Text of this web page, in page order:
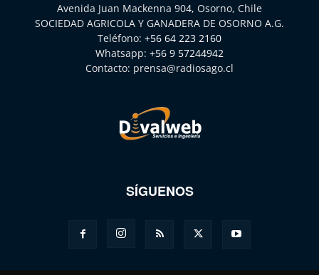
Avenida Juan Mackenna 904, Osorno, Chile
SOCIEDAD AGRICOLA Y GANADERA DE OSORNO A.G.
Teléfono: +56 64 223 2160
Whatsapp: +56 9 57244942
Contacto: prensa@radiosago.cl
SÍGUENOS